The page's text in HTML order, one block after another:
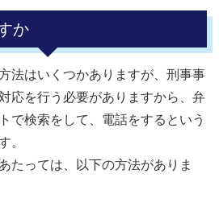
か
法はいくつかありますが、刑事事
応を行う必要がありますから、弁
で検索をして、電話をするという
。
たっては、以下の方法がありま